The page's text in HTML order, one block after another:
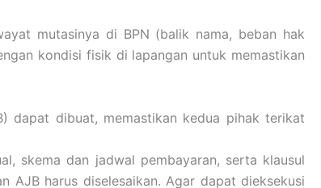
mutasinya di BPN (balik nama, beban hak
kondisi fisik di lapangan untuk memastikan
dapat dibuat, memastikan kedua pihak terikat
skema dan jadwal pembayaran, serta klausul
AJB harus diselesaikan. Agar dapat dieksekusi